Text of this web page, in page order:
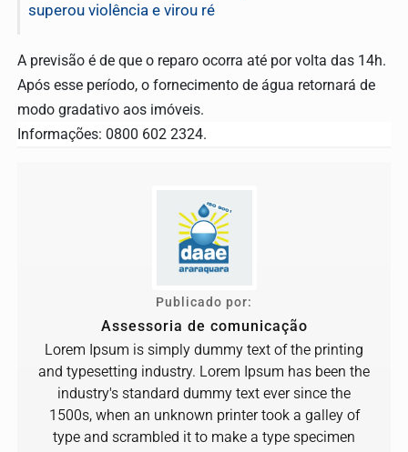
superou violência e virou ré
A previsão é de que o reparo ocorra até por volta das 14h.
Após esse período, o fornecimento de água retornará de
modo gradativo aos imóveis.
Informações: 0800 602 2324.
Publicado por:
Assessoria de comunicação
Lorem Ipsum is simply dummy text of the printing
and typesetting industry. Lorem Ipsum has been the
industry's standard dummy text ever since the
1500s, when an unknown printer took a galley of
type and scrambled it to make a type specimen